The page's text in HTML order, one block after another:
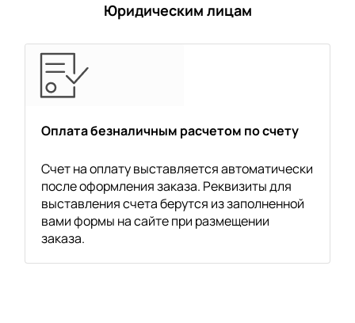
Юридическим лицам
Оплата безналичным расчетом по счету
Счет на оплату выставляется автоматически
после оформления заказа. Реквизиты для
выставления счета берутся из заполненной
вами формы на сайте при размещении
заказа.